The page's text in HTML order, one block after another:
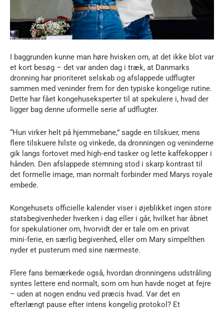
I baggrunden kunne man høre hvisken om, at det ikke blot var
et kort besøg – det var anden dag i træk, at Danmarks
dronning har prioriteret selskab og afslappede udflugter
sammen med veninder frem for den typiske kongelige rutine.
Dette har fået kongehuseksperter til at spekulere i, hvad der
ligger bag denne uformelle serie af udflugter.
“Hun virker helt på hjemmebane,” sagde en tilskuer, mens
flere tilskuere hilste og vinkede, da dronningen og veninderne
gik langs fortovet med high‑end tasker og lette kaffekopper i
hånden. Den afslappede stemning stod i skarp kontrast til
det formelle image, man normalt forbinder med Marys royale
embede.
Kongehusets officielle kalender viser i øjeblikket ingen store
statsbegivenheder hverken i dag eller i går, hvilket har åbnet
for spekulationer om, hvorvidt der er tale om en privat
mini‑ferie, en særlig begivenhed, eller om Mary simpelthen
nyder et pusterum med sine nærmeste.
Flere fans bemærkede også, hvordan dronningens udstråling
syntes lettere end normalt, som om hun havde noget at fejre
– uden at nogen endnu ved præcis hvad. Var det en
efterlængt pause efter intens kongelig protokol? Et